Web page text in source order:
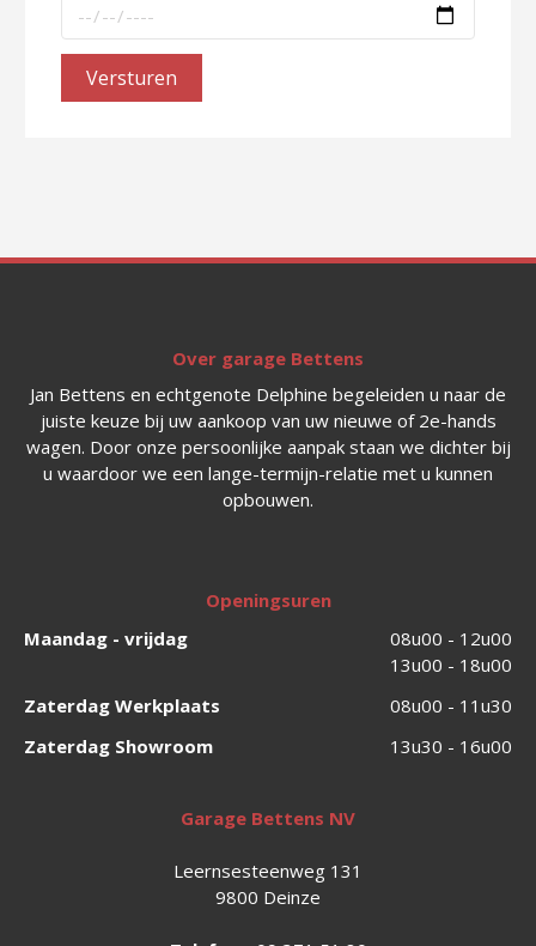
Versturen
Over garage Bettens
Jan Bettens en echtgenote Delphine begeleiden u naar de
juiste keuze bij uw aankoop van uw nieuwe of 2e-hands
wagen. Door onze persoonlijke aanpak staan we dichter bij
u waardoor we een lange-termijn-relatie met u kunnen
opbouwen.
Openingsuren
Maandag - vrijdag
08u00 - 12u00
13u00 - 18u00
Zaterdag Werkplaats
08u00 - 11u30
Zaterdag Showroom
13u30 - 16u00
Garage Bettens NV
Leernsesteenweg 131
9800 Deinze